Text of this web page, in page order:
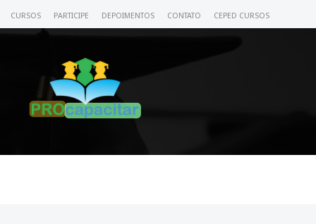
CURSOS PARTICIPE DEPOIMENTOS CONTATO CEPED CURSOS